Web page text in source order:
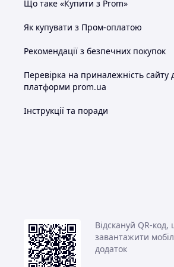
Що таке «Купити з Prom»
Як купувати з Пром-оплатою
Рекомендації з безпечних покупок
Перевірка на приналежність сайту
платформи prom.ua
Інструкції та поради
Відскануй QR-код,
завантажити
додаток